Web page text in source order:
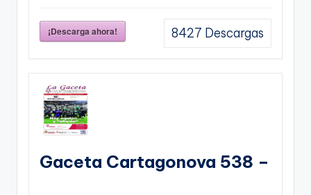
¡Descarga ahora! 8427 Descargas
Gaceta Cartagonova 538 –